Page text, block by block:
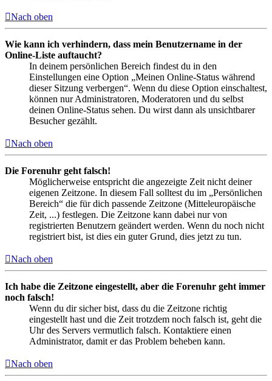
Nach oben
Wie kann ich verhindern, dass mein Benutzername in der
Online-Liste auftaucht?
In deinem persönlichen Bereich findest du in den
Einstellungen eine Option „Meinen Online-Status während
dieser Sitzung verbergen“. Wenn du diese Option einschaltest,
können nur Administratoren, Moderatoren und du selbst
deinen Online-Status sehen. Du wirst dann als unsichtbarer
Besucher gezählt.
Nach oben
Die Forenuhr geht falsch!
Möglicherweise entspricht die angezeigte Zeit nicht deiner
eigenen Zeitzone. In diesem Fall solltest du im „Persönlichen
Bereich“ die für dich passende Zeitzone (Mitteleuropäische
Zeit, ...) festlegen. Die Zeitzone kann dabei nur von
registrierten Benutzern geändert werden. Wenn du noch nicht
registriert bist, ist dies ein guter Grund, dies jetzt zu tun.
Nach oben
Ich habe die Zeitzone eingestellt, aber die Forenuhr geht immer
noch falsch!
Wenn du dir sicher bist, dass du die Zeitzone richtig
eingestellt hast und die Zeit trotzdem noch falsch ist, geht die
Uhr des Servers vermutlich falsch. Kontaktiere einen
Administrator, damit er das Problem beheben kann.
Nach oben